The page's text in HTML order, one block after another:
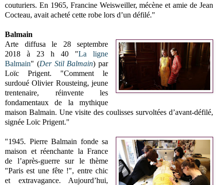
couturiers. En 1965, Francine Weisweiller, mécène et amie de Jean
Cocteau, avait acheté cette robe lors d’un défilé."
Balmain
Arte diffusa le 28 septembre
2018 à 23 h 40 "La ligne
Balmain" (Der Stil Balmain) par
Loïc Prigent. "Comment le
surdoué Olivier Rousteing, jeune
trentenaire, réinvente les
fondamentaux de la mythique
maison Balmain. Une visite des coulisses survoltées d’avant-défilé,
signée Loïc Prigent."
"1945. Pierre Balmain fonde sa
maison et réenchante la France
de l’après-guerre sur le thème
"Paris est une fête !", entre chic
et extravagance. Aujourd’hui,